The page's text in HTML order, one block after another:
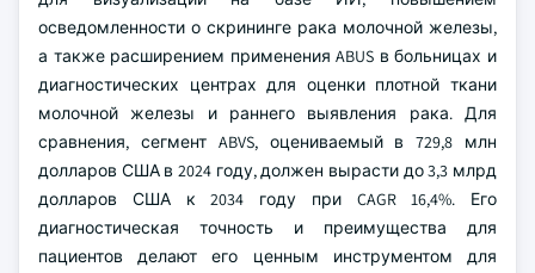
осведомленности о скрининге рака молочной железы,
а также расширением применения ABUS в больницах и
диагностических центрах для оценки плотной ткани
молочной железы и раннего выявления рака. Для
сравнения, сегмент ABVS, оцениваемый в 729,8 млн
долларов США в 2024 году, должен вырасти до 3,3 млрд
долларов США к 2034 году при CAGR 16,4%. Его
диагностическая точность и преимущества для
пациентов делают его ценным инструментом для